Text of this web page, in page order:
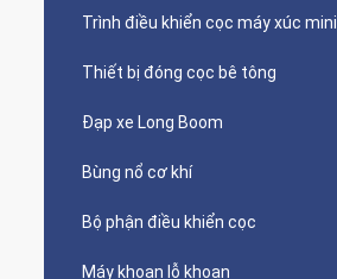
Trình điều khiển cọc máy xúc mini
Thiết bị đóng cọc bê tông
Đạp xe Long Boom
Bùng nổ cơ khí
Bộ phận điều khiển cọc
Máy khoan lỗ khoan